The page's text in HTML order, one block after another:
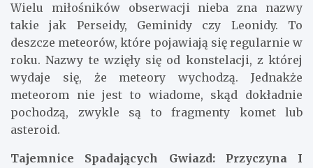
Wielu miłośników obserwacji nieba zna nazwy
takie jak Perseidy, Geminidy czy Leonidy. To
deszcze meteorów, które pojawiają się regularnie w
roku. Nazwy te wzięły się od konstelacji, z której
wydaje się, że meteory wychodzą. Jednakże
meteorom nie jest to wiadome, skąd dokładnie
pochodzą, zwykle są to fragmenty komet lub
asteroid.
Tajemnice Spadających Gwiazd: Przyczyna I